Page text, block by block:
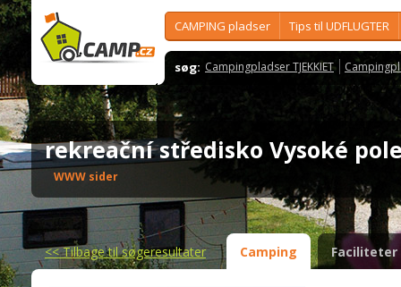
CAMPING pladser Tips til UDFLUGTER
søg: Campingpladser TJEKKIET
rekreační středisko Vysoké
WWW sider
<<Tilbage til søgeresultater Camping Faciliteter